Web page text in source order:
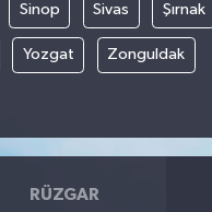
Sinop Sivas Şırnak
Yozgat Zonguldak
RÜZGAR